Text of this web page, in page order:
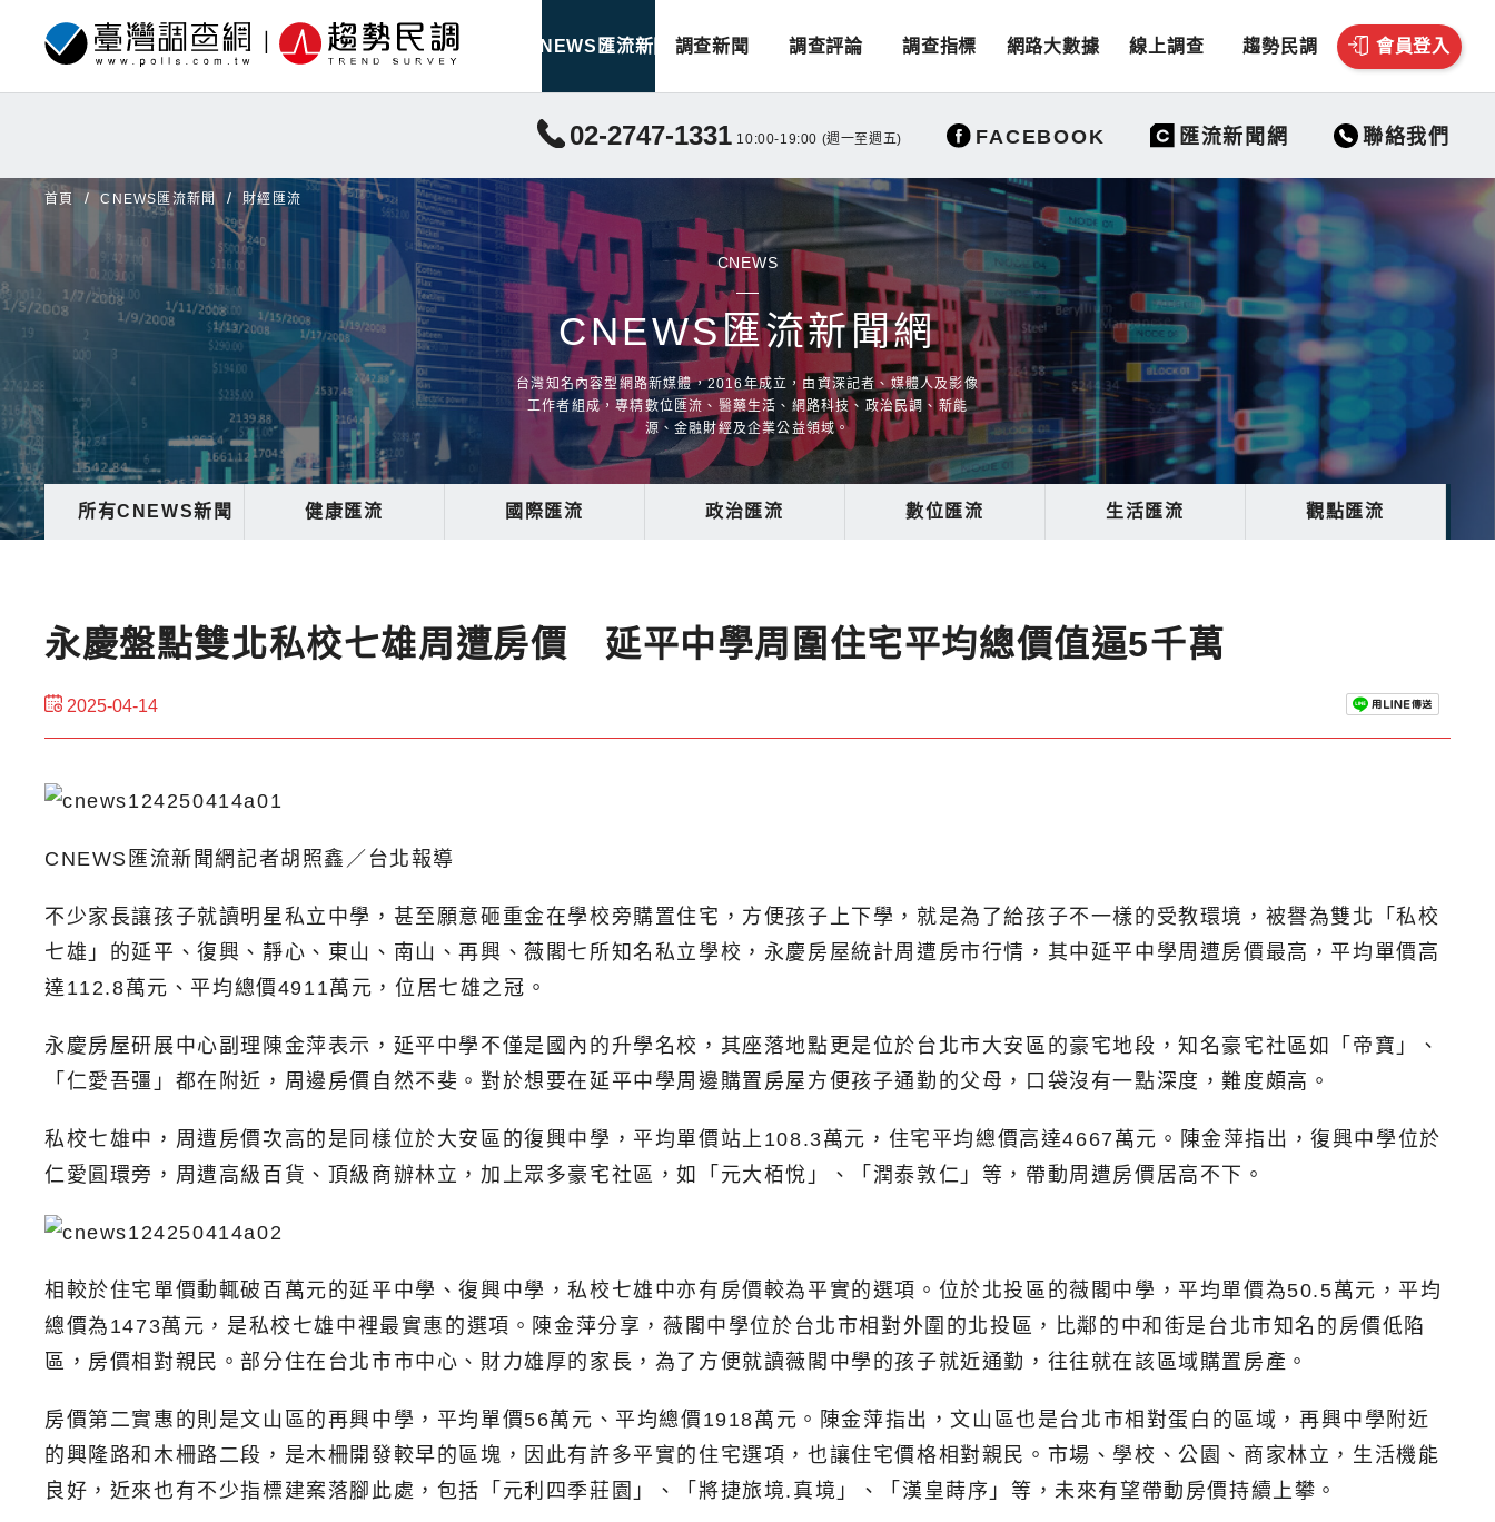
CNEWS匯流新聞 調查新聞 調查評論 調查指標 網路大數據 線上調查 趨勢民調 會員登入
02-2747-1331 10:00-19:00 (週一至週五) FACEBOOK 匯流新聞網 聯絡我們
首頁 CNEWS匯流新聞 財經匯流
CNEWS
CNEWS匯流新聞網
台灣知名內容型網路新媒體，2016年成立，由資深記者、媒體人及影像
工作者組成，專精數位匯流、醫藥生活、網路科技、政治民調、新能
源、金融財經及企業公益領域。
所有CNEWS新聞 健康匯流 國際匯流 政治匯流 數位匯流 生活匯流 觀點匯流
永慶盤點雙北私校七雄周遭房價 延平中學周圍住宅平均總價值逼5千萬
2025-04-14
CNEWS匯流新聞網記者胡照鑫／台北報導
不少家長讓孩子就讀明星私立中學，甚至願意砸重金在學校旁購置住宅，方便孩子上下學，就是為了給孩子不一樣的受教環境，被譽為雙北「私校
七雄」的延平、復興、靜心、東山、南山、再興、薇閣七所知名私立學校，永慶房屋統計周遭房市行情，其中延平中學周遭房價最高，平均單價高
達112.8萬元、平均總價4911萬元，位居七雄之冠。
永慶房屋研展中心副理陳金萍表示，延平中學不僅是國內的升學名校，其座落地點更是位於台北市大安區的豪宅地段，知名豪宅社區如「帝寶」、
「仁愛吾彊」都在附近，周邊房價自然不斐。對於想要在延平中學周邊購置房屋方便孩子通勤的父母，口袋沒有一點深度，難度頗高。
私校七雄中，周遭房價次高的是同樣位於大安區的復興中學，平均單價站上108.3萬元，住宅平均總價高達4667萬元。陳金萍指出，復興中學位於
仁愛圓環旁，周遭高級百貨、頂級商辦林立，加上眾多豪宅社區，如「元大栢悅」、「潤泰敦仁」等，帶動周遭房價居高不下。
相較於住宅單價動輒破百萬元的延平中學、復興中學，私校七雄中亦有房價較為平實的選項。位於北投區的薇閣中學，平均單價為50.5萬元，平均
總價為1473萬元，是私校七雄中裡最實惠的選項。陳金萍分享，薇閣中學位於台北市相對外圍的北投區，比鄰的中和街是台北市知名的房價低陷
區，房價相對親民。部分住在台北市市中心、財力雄厚的家長，為了方便就讀薇閣中學的孩子就近通勤，往往就在該區域購置房產。
房價第二實惠的則是文山區的再興中學，平均單價56萬元、平均總價1918萬元。陳金萍指出，文山區也是台北市相對蛋白的區域，再興中學附近
的興隆路和木柵路二段，是木柵開發較早的區塊，因此有許多平實的住宅選項，也讓住宅價格相對親民。市場、學校、公園、商家林立，生活機能
良好，近來也有不少指標建案落腳此處，包括「元利四季莊園」、「將捷旅境.真境」、「漢皇蒔序」等，未來有望帶動房價持續上攀。